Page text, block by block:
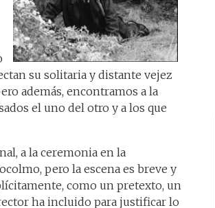
su solitaria y distante vejez
además, encontramos a la
el uno del otro y a los que
a la ceremonia en la
pero la escena es breve y
como un pretexto, un
ha incluido para justificar lo